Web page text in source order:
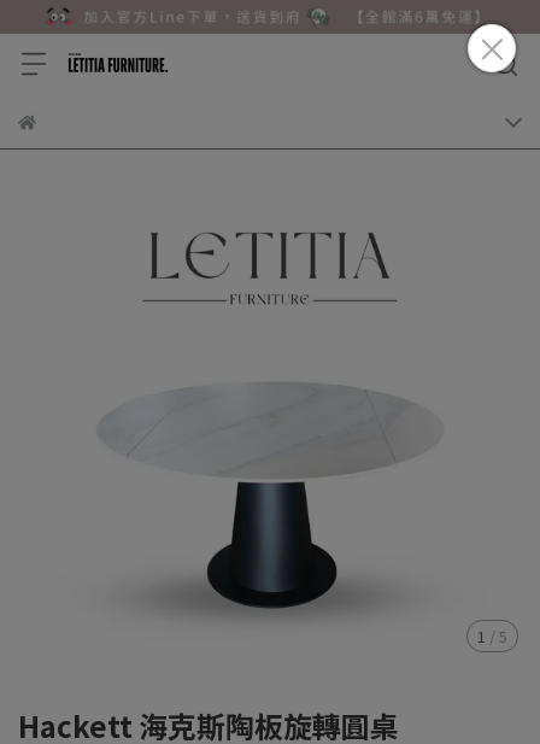
1 /5
Hackett 海克斯陶板旋轉圓桌